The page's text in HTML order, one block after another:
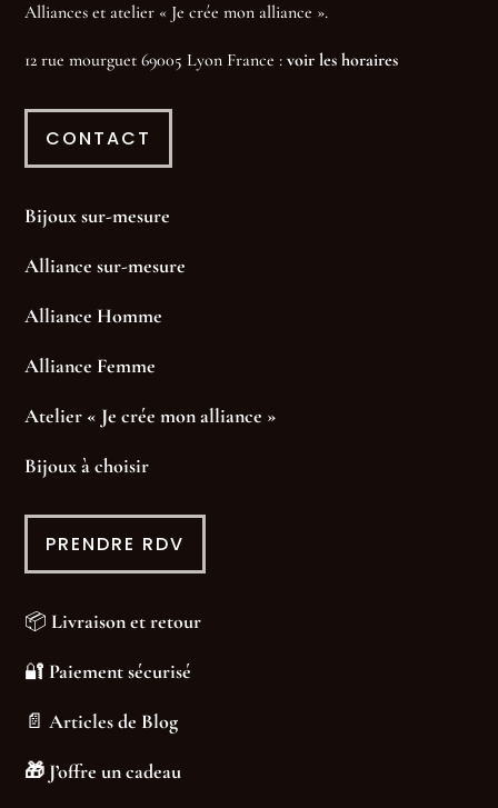
Alliances et atelier « Je crée mon alliance ».
12 rue mourguet 69005 Lyon France :voir les horaires
CONTACT
Bijoux sur-mesure
Alliance sur-mesure
Alliance Homme
Alliance Femme
Atelier « Je crée mon alliance »
Bijoux à choisir
PRENDRE RDV
📦Livraison et retour
🔐 Paiement sécurisé
📄Articles de Blog
🎁 J’offre un cadeau